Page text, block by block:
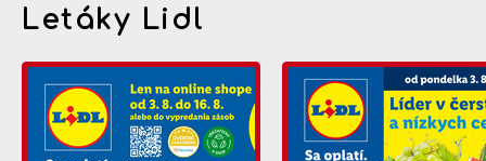
Letáky Lidl